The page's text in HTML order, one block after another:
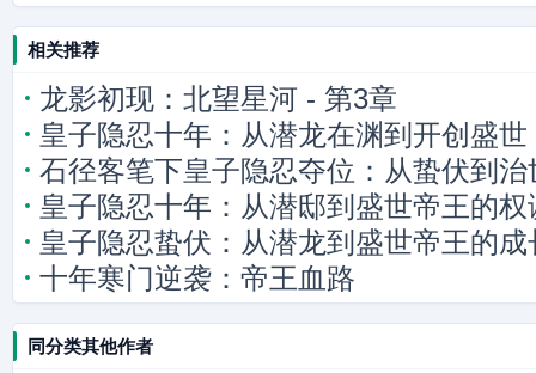
相关推荐
龙影初现：北望星河 - 第3章
皇子隐忍十年：从潜龙在渊到开创盛世
石径客笔下皇子隐忍夺位：从蛰伏到
皇子隐忍十年：从潜邸到盛世帝王的权
皇子隐忍蛰伏：从潜龙到盛世帝王的成
十年寒门逆袭：帝王血路
同分类其他作者